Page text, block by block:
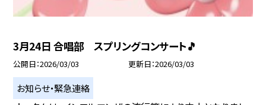
3月24日 合唱部 スプリングコンサート🎵
公開日 2026/03/03 更新日 2026/03/03
お知らせ・緊急連絡